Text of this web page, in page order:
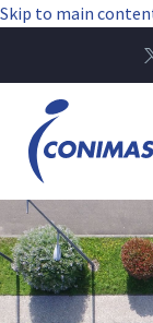
Skip to main